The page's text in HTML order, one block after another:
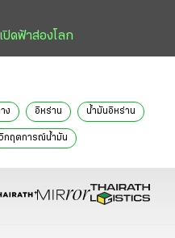
เปิดฟ้าส่องโลก
ง อิหร่าน น้ำมันอิหร่าน
วิกฤตการณ์น้ำมัน
สงครามอิสราเอล